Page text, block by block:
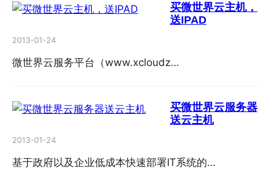
买微世界云主机，
送IPAD
2013-01-24
微世界云服务平台（www.xcloudz…
买微世界云服务器
送云主机
2013-01-24
基于政府以及企业低成本快速部署IT系统的…